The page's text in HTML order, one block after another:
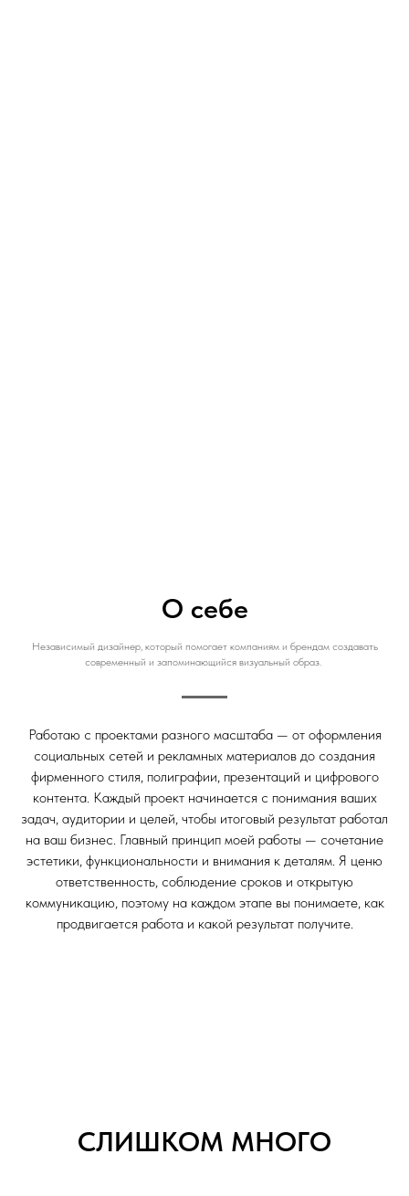
О себе
Независимый дизайнер, который помогает компаниям и брендам создавать
современный и запоминающийся визуальный образ.
Работаю с проектами разного масштаба — от оформления
социальных сетей и рекламных материалов до создания
фирменного стиля, полиграфии, презентаций и цифрового
контента. Каждый проект начинается с понимания ваших
задач, аудитории и целей, чтобы итоговый результат работал
на ваш бизнес. Главный принцип моей работы — сочетание
эстетики, функциональности и внимания к деталям. Я ценю
ответственность, соблюдение сроков и открытую
коммуникацию, поэтому на каждом этапе вы понимаете, как
продвигается работа и какой результат получите.
СЛИШКОМ МНОГО